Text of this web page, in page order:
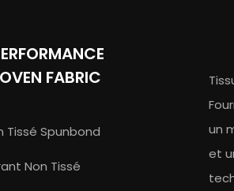
FABRIC
Tissé Spunbond
Non Tissé
un
et